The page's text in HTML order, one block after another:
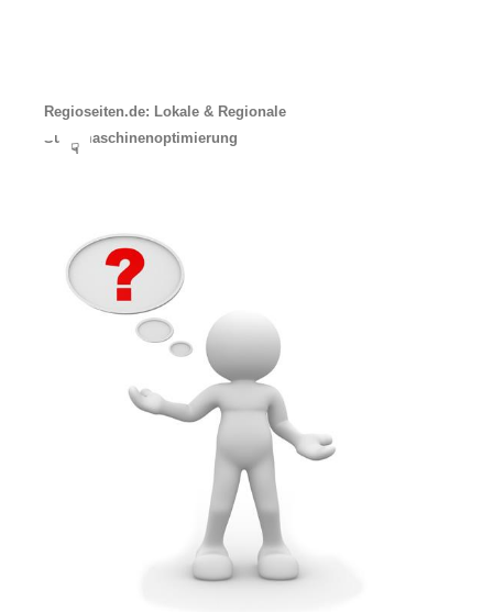
Regioseiten.de: Lokale & Regionale
Suchmaschinenoptimierung
☟